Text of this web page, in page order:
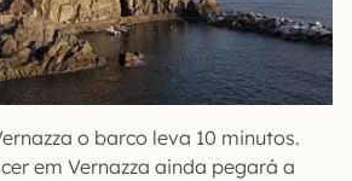
o barco leva 10 minutos.
em Vernazza ainda pegará a